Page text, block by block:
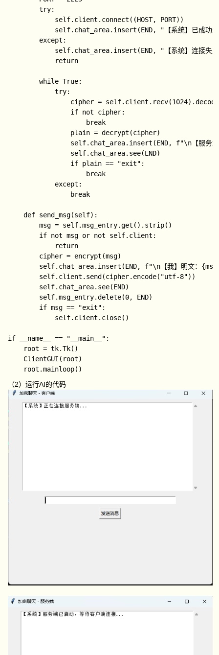
        try:
            self.client.connect((HOST, PORT))
self.chat_area.insert(END, "【系统】已成功
        except:
self.chat_area.insert(END, "【系统】连接失
            return
        while True:
            try:
cipher =
                if not cipher:
                    break
                plain = decrypt(cipher)
self.chat_area.insert(END, f"\n【服务
                self.chat_area.see(END)
                if plain == "exit":
                    break
            except:
                break
    def send_msg(self):
        msg = self.msg_entry.get().strip()
        if not msg or not self.client:
            return
        cipher = encrypt(msg)
self.chat_area.insert(END, f"\n【我】明文：
        self.client.send(cipher.encode("utf-8"))
        self.chat_area.see(END)
        self.msg_entry.delete(0, END)
        if msg == "exit":
            self.client.close()
if __name__ == "__main__":
    root = tk.Tk()
    ClientGUI(root)
（2）运行AI的代码